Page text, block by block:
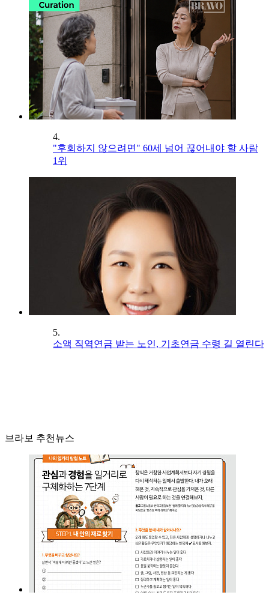
4.
"후회하지 않으려면" 60세 넘어 끊어내야 할 사람
1위
5.
소액 직역연금 받는 노인, 기초연금 수령 길 열린다
브라보 추천뉴스